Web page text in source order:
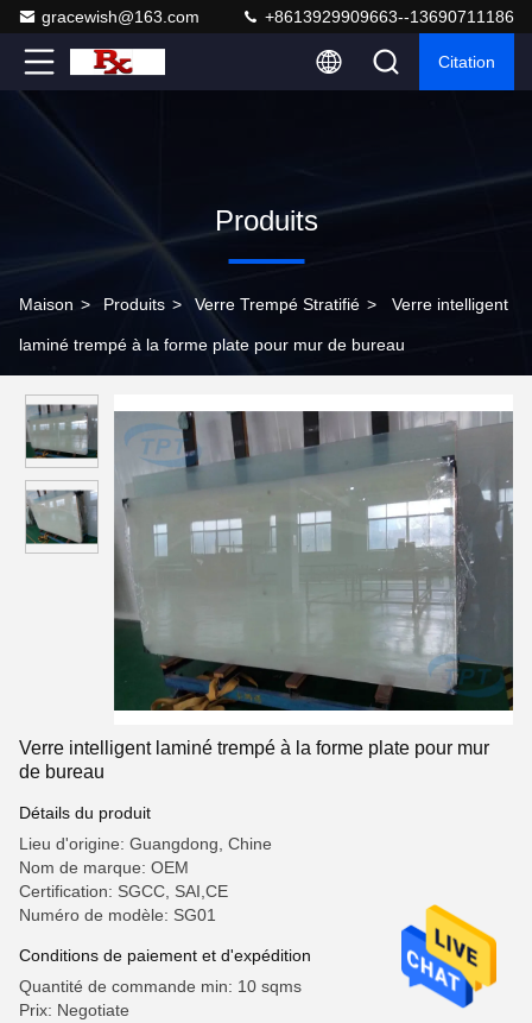
gracewish@163.com +8613929909663--13690711186
Citation
Produits
Maison > Produits > Verre Trempé Stratifié > Verre intelligent
laminé trempé à la forme plate pour mur de bureau
Verre intelligent laminé trempé à la forme plate pour mur
de bureau
Détails du produit
Lieu d'origine: Guangdong, Chine
Nom de marque: OEM
Certification: SGCC, SAI,CE
Numéro de modèle: SG01
Conditions de paiement et d'expédition
Quantité de commande min: 10 sqms
Prix: Negotiate